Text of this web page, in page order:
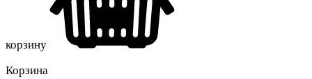
корзину
Корзина